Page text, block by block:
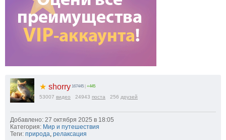
★ shorry 167445 | +445
53007 видео 24943 поста 256 друзей
Добавлено: 27 октября 2025 в 18:05
Категория: Мир и путешествия
Теги: природа релаксация